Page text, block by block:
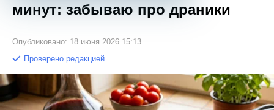
минут: забываю про драники
Опубликовано: 18 июня 2026 15:13
Проверено редакцией